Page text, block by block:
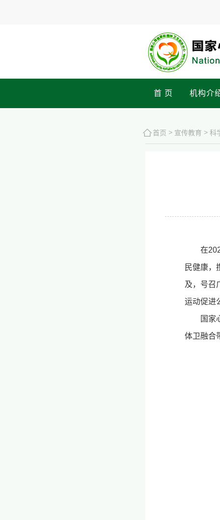
首 页 机构介
首页 > 宣传教育 > 科
在
民健康，
及，号召
运动促进
国家
体卫融合